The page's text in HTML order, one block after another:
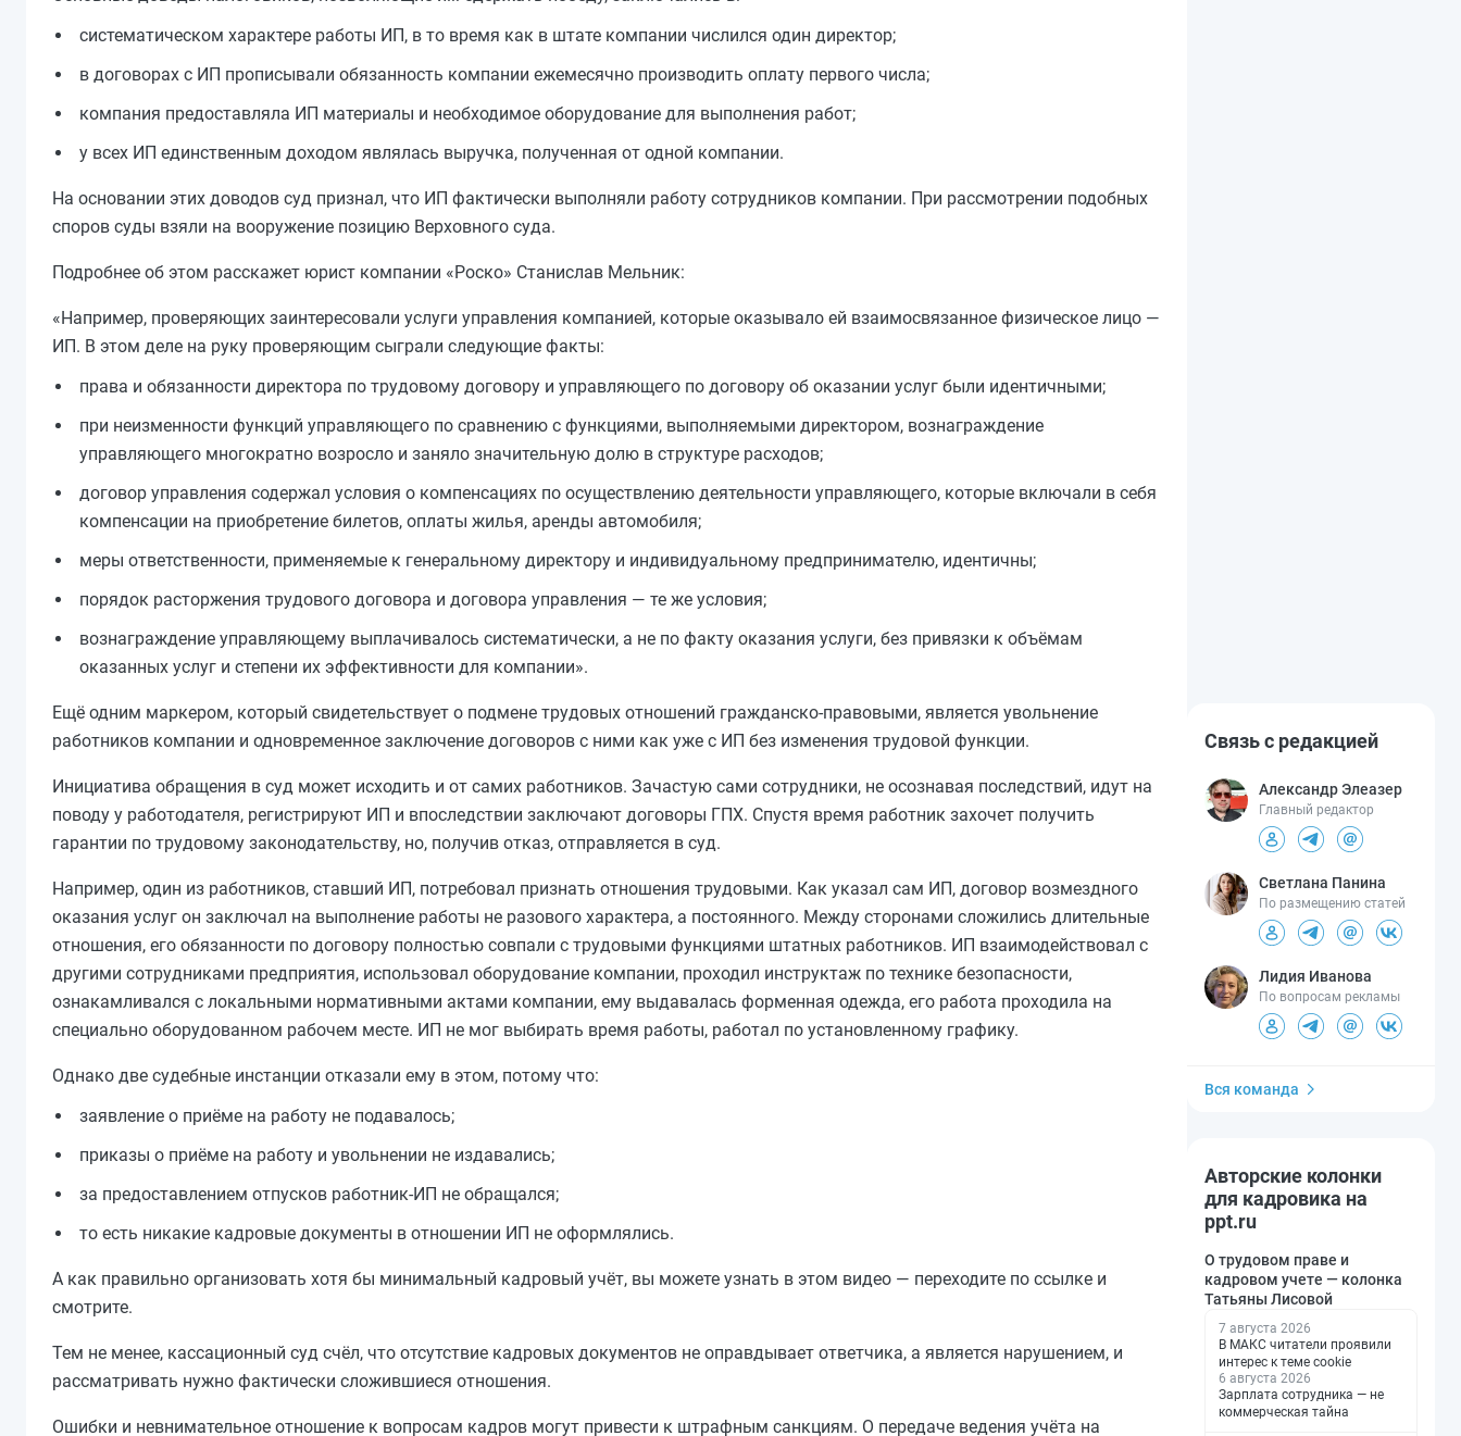
систематическом характере работы ИП, в то время как в штате компании числился один директор;
в договорах с ИП прописывали обязанность компании ежемесячно производить оплату первого числа;
компания предоставляла ИП материалы и необходимое оборудование для выполнения работ;
у всех ИП единственным доходом являлась выручка, полученная от одной компании.
На основании этих доводов суд признал, что ИП фактически выполняли работу сотрудников компании. При рассмотрении подобных
споров суды взяли на вооружение позицию Верховного суда.
Подробнее об этом расскажет юрист компании «Роско» Станислав Мельник:
«Например, проверяющих заинтересовали услуги управления компанией, которые оказывало ей взаимосвязанное физическое лицо —
ИП. В этом деле на руку проверяющим сыграли следующие факты:
права и обязанности директора по трудовому договору и управляющего по договору об оказании услуг были идентичными;
при неизменности функций управляющего по сравнению с функциями, выполняемыми директором, вознаграждение
управляющего многократно возросло и заняло значительную долю в структуре расходов;
договор управления содержал условия о компенсациях по осуществлению деятельности управляющего, которые включали в себя
компенсации на приобретение билетов, оплаты жилья, аренды автомобиля;
меры ответственности, применяемые к генеральному директору и индивидуальному предпринимателю, идентичны;
порядок расторжения трудового договора и договора управления — те же условия;
вознаграждение управляющему выплачивалось систематически, а не по факту оказания услуги, без привязки к объёмам
оказанных услуг и степени их эффективности для компании».
Ещё одним маркером, который свидетельствует о подмене трудовых отношений гражданско-правовыми, является увольнение
работников компании и одновременное заключение договоров с ними как уже с ИП без изменения трудовой функции.
Инициатива обращения в суд может исходить и от самих работников. Зачастую сами сотрудники, не осознавая последствий, идут на
поводу у работодателя, регистрируют ИП и впоследствии заключают договоры ГПХ. Спустя время работник захочет получить
гарантии по трудовому законодательству, но, получив отказ, отправляется в суд.
Например, один из работников, ставший ИП, потребовал признать отношения трудовыми. Как указал сам ИП, договор возмездного
оказания услуг он заключал на выполнение работы не разового характера, а постоянного. Между сторонами сложились длительные
отношения, его обязанности по договору полностью совпали с трудовыми функциями штатных работников. ИП взаимодействовал с
другими сотрудниками предприятия, использовал оборудование компании, проходил инструктаж по технике безопасности,
ознакамливался с локальными нормативными актами компании, ему выдавалась форменная одежда, его работа проходила на
специально оборудованном рабочем месте. ИП не мог выбирать время работы, работал по установленному графику.
Однако две судебные инстанции отказали ему в этом, потому что:
заявление о приёме на работу не подавалось;
приказы о приёме на работу и увольнении не издавались;
за предоставлением отпусков работник-ИП не обращался;
то есть никакие кадровые документы в отношении ИП не оформлялись.
А как правильно организовать хотя бы минимальный кадровый учёт, вы можете узнать в этом видео — переходите по ссылке и
смотрите.
Тем не менее, кассационный суд счёл, что отсутствие кадровых документов не оправдывает ответчика, а является нарушением, и
рассматривать нужно фактически сложившиеся отношения.
Ошибки и невнимательное отношение к вопросам кадров могут привести к штрафным санкциям. О передаче ведения учёта на
Связь с редакцией
Александр Элеазер
Главный редактор
Светлана Панина
По размещению статей
Лидия Иванова
По вопросам рекламы
Вся команда
Авторские колонки
для кадровика на
ppt.ru
О трудовом праве и
кадровом учете — колонка
Татьяны Лисовой
7 августа 2026
В МАКС читатели проявили
интерес к теме cookie
6 августа 2026
Зарплата сотрудника — не
коммерческая тайна